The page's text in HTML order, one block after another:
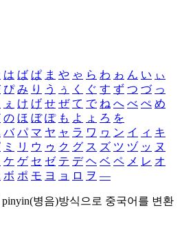
は ば ぱ ま や ゃ ら わ ゎ ん い ぃ
ぴ み り う ぅ く ぐ す ず つ づ っ
ぇ け げ せ ぜ て で ね へ べ ぺ め
の ほ ぼ ぽ も よ ょ ろ を
バ パ マ ヤ ャ ラ ワ ヮ ン イ ィ キ
ミ リ ウ ゥ ク グ ス ズ ツ ヅ ッ ヌ
ケ ゲ セ ゼ テ デ ヘ ベ ペ メ レ オ
ボ ポ モ ヨ ョ ロ ヲ ―
병음)방식으로 중국어를 변환